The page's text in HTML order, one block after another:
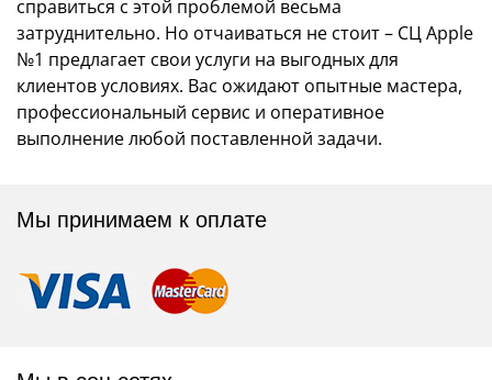
справиться с этой проблемой весьма
затруднительно. Но отчаиваться не стоит – СЦ Apple
№1 предлагает свои услуги на выгодных для
клиентов условиях. Вас ожидают опытные мастера,
профессиональный сервис и оперативное
выполнение любой поставленной задачи.
Мы принимаем к оплате